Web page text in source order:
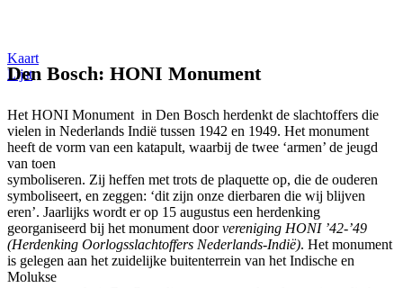
Kaart
Lijst
Den Bosch: HONI Monument
Het HONI Monument in Den Bosch herdenkt de slachtoffers die
vielen in Nederlands Indië tussen 1942 en 1949. Het monument
heeft de vorm van een katapult, waarbij de twee ‘armen’ de jeugd
van toen
symboliseren. Zij heffen met trots de plaquette op, die de ouderen
symboliseert, en zeggen: ‘dit zijn onze dierbaren die wij blijven
eren’. Jaarlijks wordt er op 15 augustus een herdenking
georganiseerd bij het monument doorvereniging HONI ’42-’49
(Herdenking Oorlogsslachtoffers Nederlands-Indië). Het monument
is gelegen aan het zuidelijke buitenterrein van het Indische en
Molukse